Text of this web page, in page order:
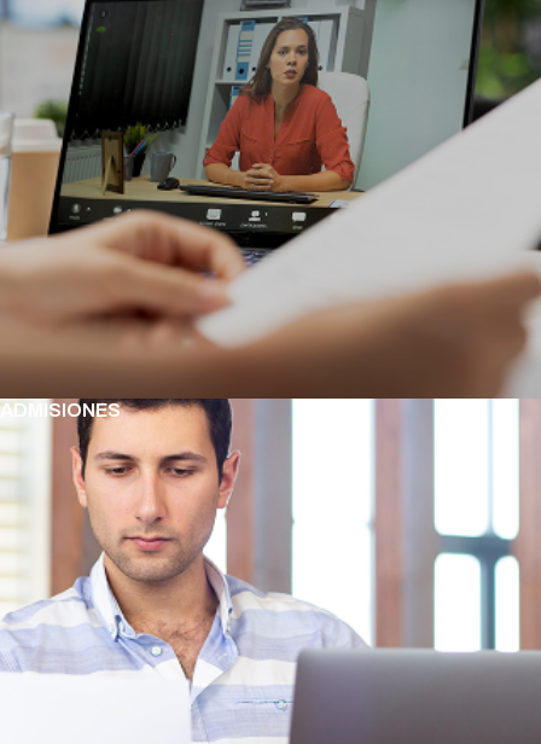
ADMISIONES